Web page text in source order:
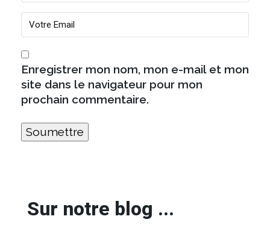
Enregistrer mon nom, mon e-mail et mon
site dans le navigateur pour mon
prochain commentaire.
Sur notre blog ...